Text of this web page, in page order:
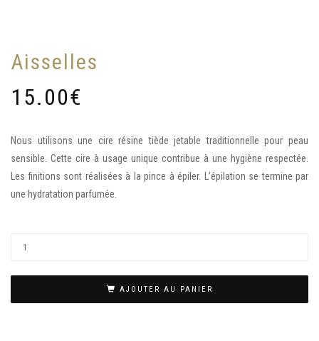
Aisselles
15.00€
Nous utilisons une cire résine tiède jetable traditionnelle pour peau
sensible. Cette cire à usage unique contribue à une hygiène respectée.
Les finitions sont réalisées à la pince à épiler. L’épilation se termine par
une hydratation parfumée.
AJOUTER AU PANIER